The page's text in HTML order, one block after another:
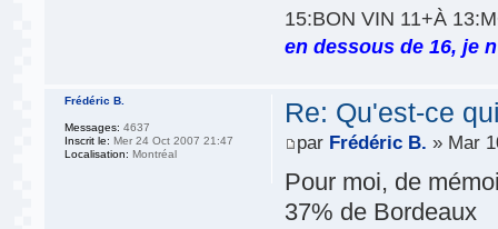
15:BON VIN 11+À
en dessous de 16, je
Re: Qu'est-ce
par Frédéric B. » Mar
Pour moi, de
37% de Bordeaux
Frédéric B.
Messages: 4637
Inscrit le: Mer 24 Oct 2007 21:47
Localisation: Montréal